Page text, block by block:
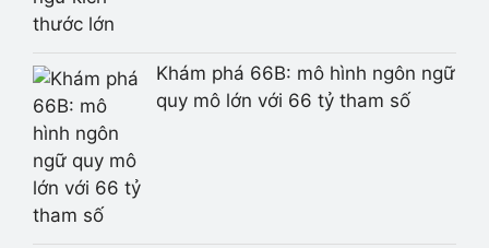
Khám phá 66B: mô hình ngôn ngữ
quy mô lớn với 66 tỷ tham số